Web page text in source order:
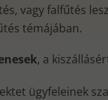
vagy falfűtés
témájában.
, a
ügyfeleinek